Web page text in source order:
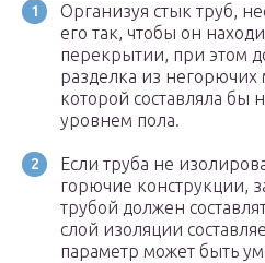
Организуя стык труб,
его так, чтобы он
перекрытии, при этом
разделка из негорючих
которой составляла бы
уровнем пола.
Если труба не
горючие конструкции,
трубой должен
слой изоляции
параметр может быть